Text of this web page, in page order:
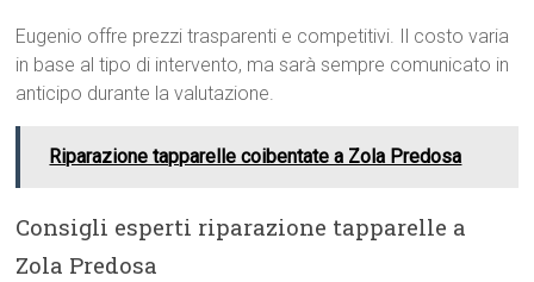
Eugenio offre prezzi trasparenti e competitivi. Il costo varia
in base al tipo di intervento, ma sarà sempre comunicato in
anticipo durante la valutazione.
Riparazione tapparelle coibentate a Zola Predosa
Consigli esperti riparazione tapparelle a
Zola Predosa